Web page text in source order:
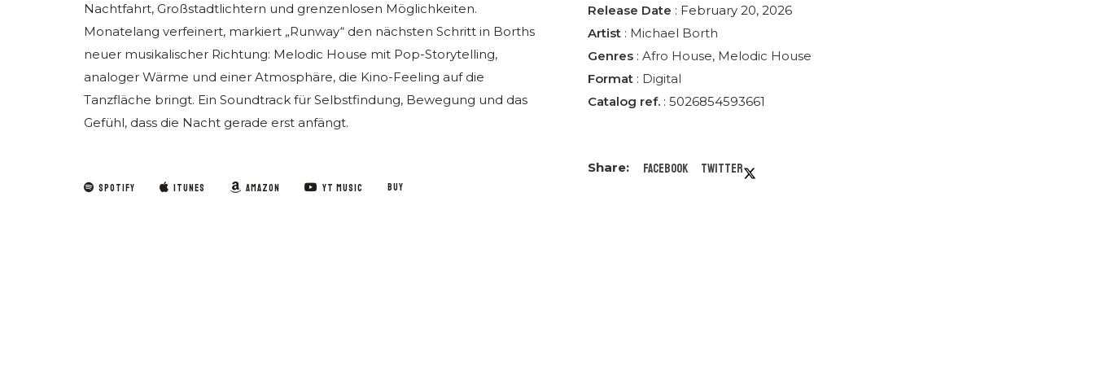
Nachtfahrt, Großstadtlichtern und grenzenlosen Möglichkeiten.
Monatelang verfeinert, markiert „Runway“ den nächsten Schritt in Borths
neuer musikalischer Richtung: Melodic House mit Pop-Storytelling,
analoger Wärme und einer Atmosphäre, die Kino-Feeling auf die
Tanzfläche bringt. Ein Soundtrack für Selbstfindung, Bewegung und das
Gefühl, dass die Nacht gerade erst anfängt.
SPOTIFY ITUNES AMAZON YT MUSIC BUY
Release Date : February 20, 2026
Artist : Michael Borth
Genres : Afro House, Melodic House
Format : Digital
Catalog ref. : 5026854593661
Facebook Twitter